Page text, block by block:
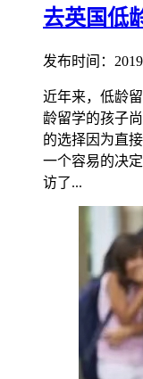
去英国低
发布时间：
近年来，低龄
龄留学的孩子
的选择因为直
一个容易的决
访了...